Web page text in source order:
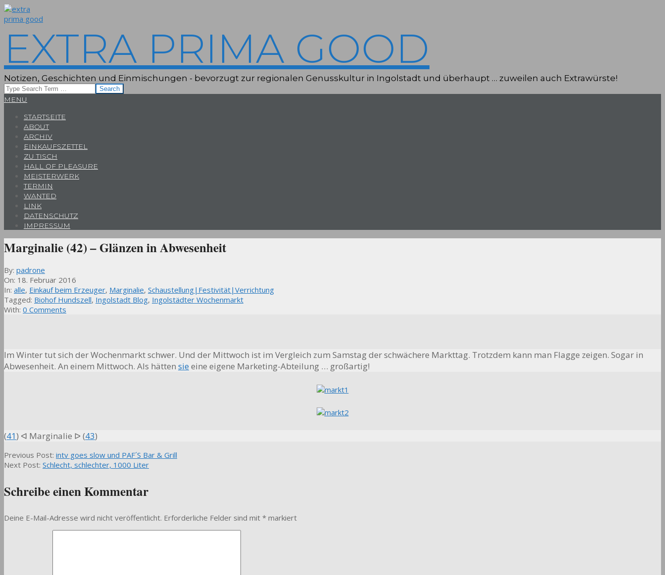
Skip
to
EXTRA PRIMA GOOD
Notizen, Geschichten und Einmischungen - bevorzugt zur regionalen Genusskultur in Ingolstadt und überhaupt … zuweilen auch Extrawürste!
Search
Primary
MENU
STARTSEITE
ABOUT
ARCHIV
EINKAUFSZETTEL
ZU TISCH
HALL OF PLEASURE
MEISTERWERK
TERMIN
WANTED
LINK
DATENSCHUTZ
IMPRESSUM
Marginalie (42) – Glänzen in Abwesenheit
By: padrone
On: 18. Februar 2016
In: alle, Einkauf beim Erzeuger, Marginalie, Schaustellung|Festivität|Verrichtung
Tagged: Biohof Hundszell, Ingolstadt Blog, Ingolstädter Wochenmarkt
With: 0 Comments
Im Winter tut sich der Wochenmarkt schwer. Und der Mittwoch ist im Vergleich zum Samstag der schwächere Markttag. Trotzdem kann man Flagge zeigen. Sogar in
Abwesenheit. An einem Mittwoch. Als hätten sie eine eigene Marketing-Abteilung … großartig!
(41) ᐊ Marginalie ᐅ (43)
2016-
02-
Previous Post: intv goes slow und PAF´S Bar & Grill
Next Post: Schlecht, schlechter, 1000 Liter
Schreibe einen Kommentar
Deine E-Mail-Adresse wird nicht veröffentlicht. Erforderliche Felder sind mit * markiert